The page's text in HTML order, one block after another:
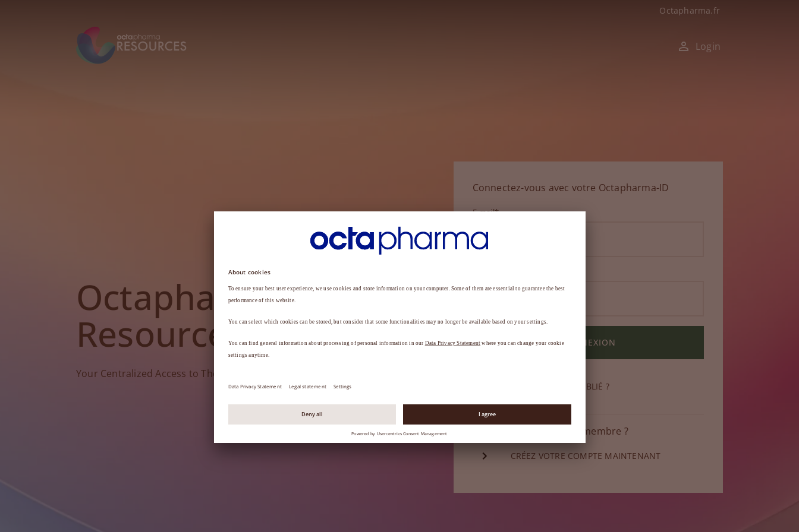
Octapharma.fr
Login
Octapharma
Resources
Your Centralized Access to Therapy Tools.
Connectez-vous avec votre Octapharma-ID
E-mail*
CONNEXION
MOT DE PASSE OUBLIÉ ?
Vous n'êtes pas encore membre ?
CRÉEZ VOTRE COMPTE MAINTENANT